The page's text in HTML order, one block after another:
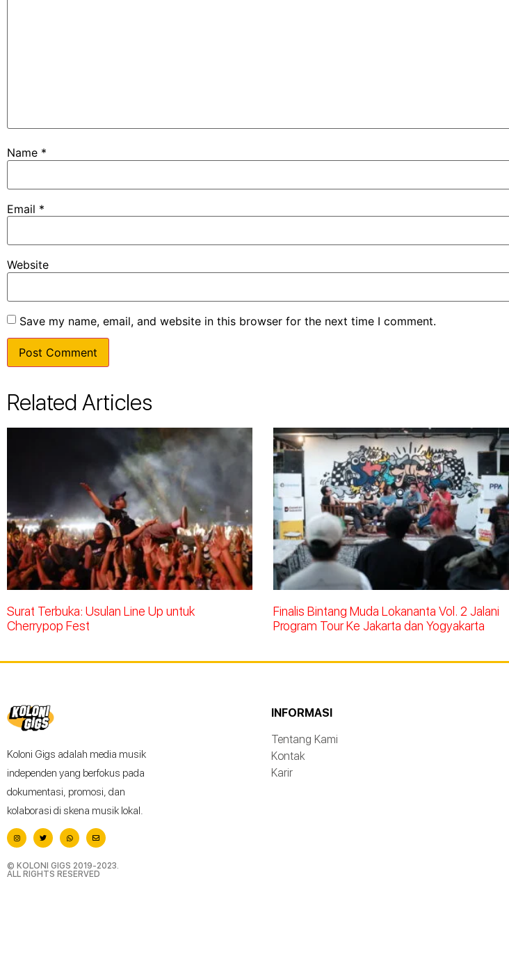
Name *
Email *
Website
Save my name, email, and website in this browser for the next time I comment.
Related Articles
Surat Terbuka: Usulan Line Up untuk
Cherrypop Fest
Finalis Bintang Muda Lokananta Vol. 2 Jalani
Program Tour Ke Jakarta dan Yogyakarta
Koloni Gigs adalah media musik
independen yang berfokus pada
dokumentasi, promosi, dan
kolaborasi di skena musik lokal.
© KOLONI GIGS 2019-2023.
ALL RIGHTS RESERVED
INFORMASI
Tentang Kami
Kontak
Karir